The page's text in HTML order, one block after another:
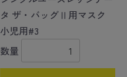
タ ザ・バッグⅡ用マスク
小児用#3
数量